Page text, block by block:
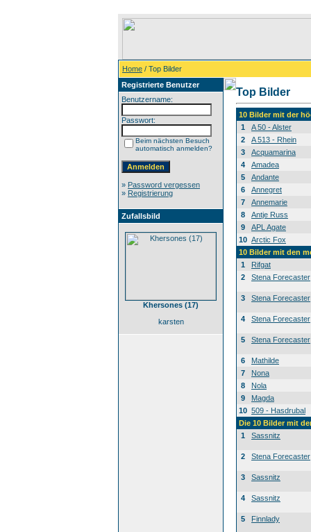
Home / Top Bilder
Registrierte Benutzer
Benutzername:
Passwort:
Beim nächsten Besuch
automatisch anmelden?
» Password vergessen
» Registrierung
Zufallsbild
Khersones (17)
karsten
Top Bilder
10 Bilder mit der
1
A 50 - Alster
2
A 513 - Rhein
3
Acquamarina
4
Amadea
5
Andante
6
Annegret
7
Annemarie
8
Antje Russ
9
APL Agate
10 Arctic Fox
10 Bilder mit den
1
Rifgat
2
Stena Forecaster
3 Stena Forecaster
4 Stena Forecaster
5 Stena Forecaster
6
Mathilde
7
Nona
8
Nola
9
Magda
10 509 - Hasdrubal
Die 10 Bilder mit
1
Sassnitz
2 Stena Forecaster
3 Sassnitz
4 Sassnitz
5 Finnlady